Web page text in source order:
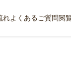
れよくあるご質問閲